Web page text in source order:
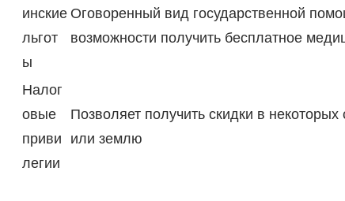
инские
льгот
ы
Оговоренный вид государственной
возможности получить бесплатное
Налог
овые
приви
легии
Позволяет получить скидки в
или землю